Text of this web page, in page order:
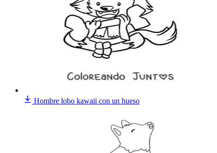
Hombre lobo kawaii con un hueso